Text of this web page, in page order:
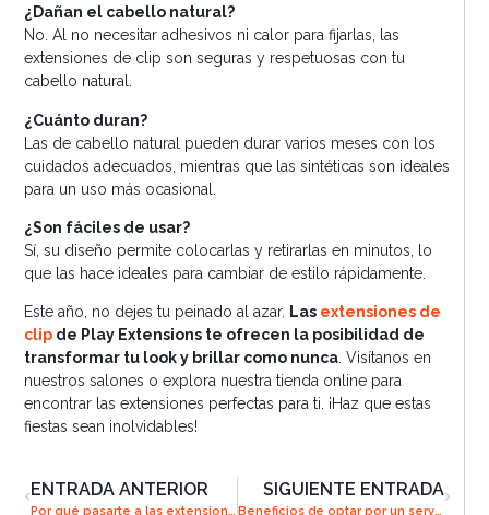
¿Dañan el cabello natural?
No. Al no necesitar adhesivos ni calor para fijarlas, las
extensiones de clip son seguras y respetuosas con tu
cabello natural.
¿Cuánto duran?
Las de cabello natural pueden durar varios meses con los
cuidados adecuados, mientras que las sintéticas son ideales
para un uso más ocasional.
¿Son fáciles de usar?
Sí, su diseño permite colocarlas y retirarlas en minutos, lo
que las hace ideales para cambiar de estilo rápidamente.
Este año, no dejes tu peinado al azar. Las extensiones de
clip de Play Extensions te ofrecen la posibilidad de
transformar tu look y brillar como nunca. Visítanos en
nuestros salones o explora nuestra tienda online para
encontrar las extensiones perfectas para ti. ¡Haz que estas
fiestas sean inolvidables!
ENTRADA ANTERIOR
Por qué pasarte a las extensiones adhesivas
SIGUIENTE ENTRADA
Beneficios de optar por un servicio de alisado en un centro especializado